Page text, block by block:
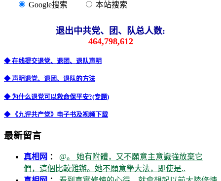
Google搜索 本站搜索
退出中共党、团、队总人数:
464,798,612
◆ 在线提交退党、退团、退队声明
◆ 声明退党、退团、退队的方法
◆ 为什么退党可以救命保平安?(专题)
◆ 《九评共产党》电子书及视频下载
最新留言
真相网 ： @。 她有附體，又不願意主意識強放棄它
們，這個比較難辦。她不願意學大法，即使是..